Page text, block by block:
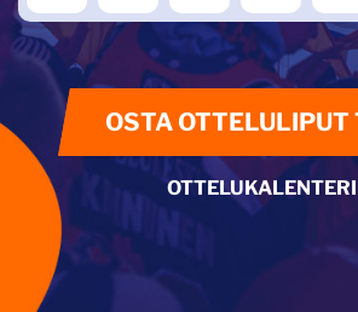
OSTA OTTELULIPUT
OTTELUKALENTERI